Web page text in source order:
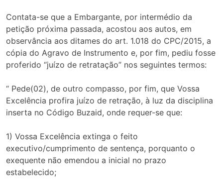
Contata-se que a Embargante, por intermédio da
petição próxima passada, acostou aos autos, em
observância aos ditames do art. 1.018 do CPC/2015, a
cópia do Agravo de Instrumento e, por fim, pediu fosse
proferido “juízo de retratação” nos seguintes termos:
“ Pede(02), de outro compasso, por fim, que Vossa
Excelência profira juízo de retração, à luz da disciplina
inserta no Código Buzaid, onde requer-se que:
1) Vossa Excelência extinga o feito
executivo/cumprimento de sentença, porquanto o
exequente não emendou a inicial no prazo
estabelecido;